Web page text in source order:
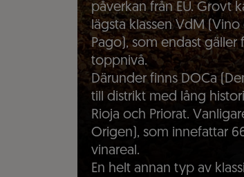
påverkan från EU. Grovt
lägsta klassen VdM
Pago), som endast
toppnivå.
Därunder finns DOCa
till distrikt med lång
Rioja och Priorat.
Origen), som innefattar
vinareal.
En helt annan typ av